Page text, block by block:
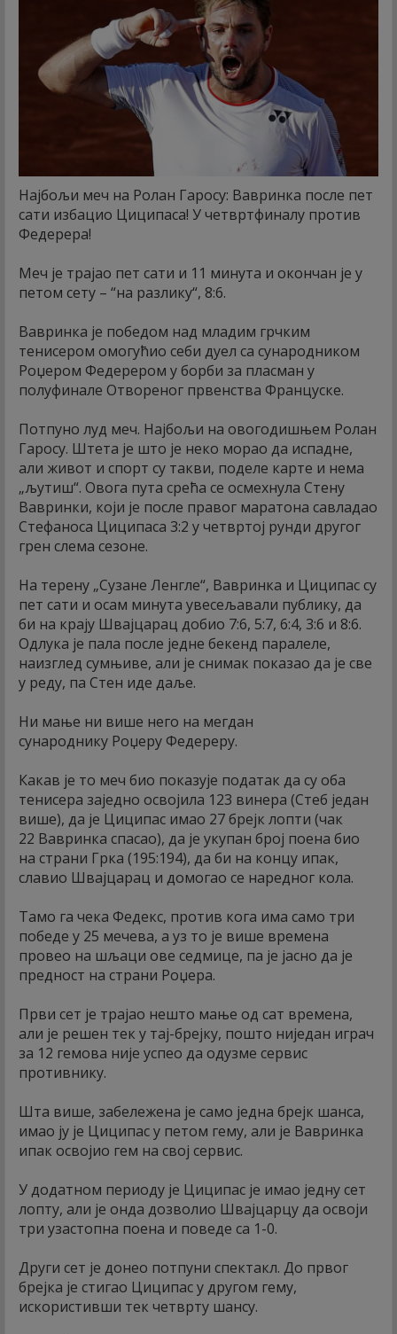
Најбољи меч на Ролан Гаросу: Вавринка после пет
сати избацио Циципаса! У четвртфиналу против
Федерера!
Меч је трајао пет сати и 11 минута и окончан је у
петом сету – “на разлику“, 8:6.
Вавринка је победом над младим грчким
тенисером омогућио себи дуел са сународником
Роџером Федерером у борби за пласман у
полуфинале Отвореног првенства Француске.
Потпуно луд меч. Најбољи на овогодишњем Ролан
Гаросу. Штета је што је неко морао да испадне,
али живот и спорт су такви, поделе карте и нема
„љутиш“. Овога пута срећа се осмехнула Стену
Вавринки, који је после правог маратона савладао
Стефаноса Циципаса 3:2 у четвртој рунди другог
грен слема сезоне.
На терену „Сузане Ленгле“, Вавринка и Циципас су
пет сати и осам минута увесељавали публику, да
би на крају Швајцарац добио 7:6, 5:7, 6:4, 3:6 и 8:6.
Одлука је пала после једне бекенд паралеле,
наизглед сумњиве, али је снимак показао да је све
у реду, па Стен иде даље.
Ни мање ни више него на мегдан
сународнику Роџеру Федереру.
Какав је то меч био показује податак да су оба
тенисера заједно освојила 123 винера (Стеб један
више), да је Циципас имао 27 брејк лопти (чак
22 Вавринка спасао), да је укупан број поена био
на страни Грка (195:194), да би на концу ипак,
славио Швајцарац и домогао се наредног кола.
Тамо га чека Федекс, против кога има само три
победе у 25 мечева, а уз то је више времена
провео на шљаци ове седмице, па је јасно да је
предност на страни Роџера.
Први сет је трајао нешто мање од сат времена,
али је решен тек у тај-брејку, пошто ниједан играч
за 12 гемова није успео да одузме сервис
противнику.
Шта више, забележена је само једна брејк шанса,
имао ју је Циципас у петом гему, али је Вавринка
ипак освојио гем на свој сервис.
У додатном периоду је Циципас је имао једну сет
лопту, али је онда дозволио Швајцарцу да освоји
три узастопна поена и поведе са 1-0.
Други сет је донео потпуни спектакл. До првог
брејка је стигао Циципас у другом гему,
искористивши тек четврту шансу.